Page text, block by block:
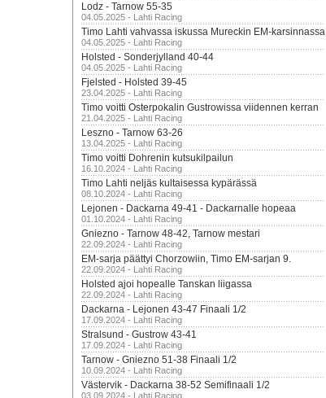
Lodz - Tarnow 55-35
04.05.2025 - Lahti Racing
Timo Lahti vahvassa iskussa Mureckin EM-karsinnassa
04.05.2025 - Lahti Racing
Holsted - Sonderjylland 40-44
04.05.2025 - Lahti Racing
Fjelsted - Holsted 39-45
23.04.2025 - Lahti Racing
Timo voitti Osterpokalin Gustrowissa viidennen kerran
21.04.2025 - Lahti Racing
Leszno - Tarnow 63-26
13.04.2025 - Lahti Racing
Timo voitti Dohrenin kutsukilpailun
16.10.2024 - Lahti Racing
Timo Lahti neljäs kultaisessa kypärässä
08.10.2024 - Lahti Racing
Lejonen - Dackarna 49-41 - Dackarnalle hopeaa
01.10.2024 - Lahti Racing
Gniezno - Tarnow 48-42, Tarnow mestari
22.09.2024 - Lahti Racing
EM-sarja päättyi Chorzowiin, Timo EM-sarjan 9.
22.09.2024 - Lahti Racing
Holsted ajoi hopealle Tanskan liigassa
22.09.2024 - Lahti Racing
Dackarna - Lejonen 43-47 Finaali 1/2
17.09.2024 - Lahti Racing
Stralsund - Gustrow 43-41
17.09.2024 - Lahti Racing
Tarnow - Gniezno 51-38 Finaali 1/2
10.09.2024 - Lahti Racing
Västervik - Dackarna 38-52 Semifinaali 1/2
03.09.2024 - Lahti Racing